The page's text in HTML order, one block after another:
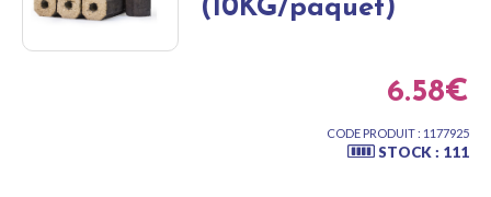
6.58€
CODE PRODUIT : 1177925
STOCK : 111